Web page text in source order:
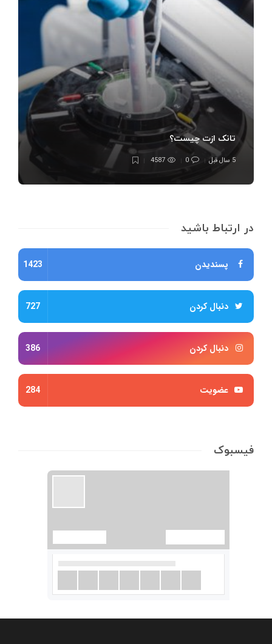
تانک ازت چیست؟
5 سال قبل 0
4587
در ارتباط باشید
پسندیدن 1423
دنبال کردن 727
دنبال کردن 386
عضویت 284
فیسبوک